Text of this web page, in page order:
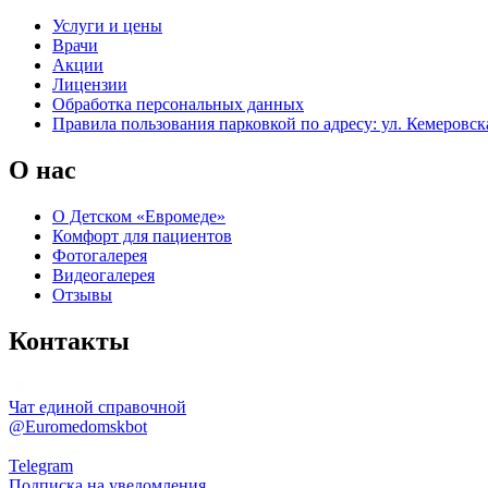
Услуги и цены
Врачи
Акции
Лицензии
Обработка персональных данных
Правила пользования парковкой по адресу: ул.
О нас
О Детском «Евромеде»
Комфорт для пациентов
Фотогалерея
Видеогалерея
Отзывы
Контакты
Чат единой справочной
@Euromedomskbot
Telegram